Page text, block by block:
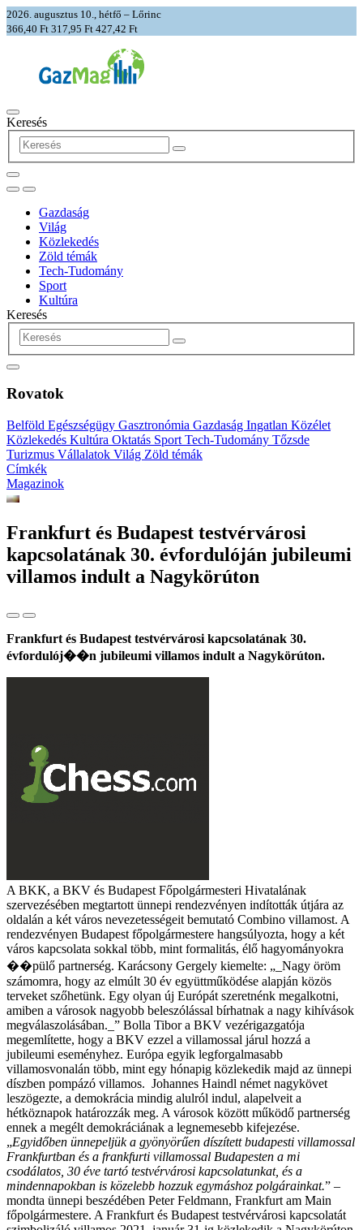
2026. augusztus 10., hétfő – Lőrinc
366,40 Ft 317,95 Ft 427,42 Ft
Keresés
Gazdaság
Világ
Közlekedés
Zöld témák
Tech-Tudomány
Sport
Kultúra
Keresés
Rovatok
Belföld Egészségügy Gasztronómia Gazdaság Ingatlan Közélet
Közlekedés Kultúra Oktatás Sport Tech-Tudomány Tőzsde
Turizmus Vállalatok Világ Zöld témák
Címkék
Magazinok
Frankfurt és Budapest testvérvárosi
kapcsolatának 30. évfordulóján jubileumi
villamos indult a Nagykörúton
Frankfurt és Budapest testvérvárosi kapcsolatának 30.
évfordulój��n jubileumi villamos indult a Nagykörúton.
A BKK, a BKV és Budapest Főpolgármesteri Hivatalának
szervezésében megtartott ünnepi rendezvényen indították útjára az
oldalán a két város nevezetességeit bemutató Combino villamost. A
rendezvényen Budapest főpolgármestere hangsúlyozta, hogy a két
város kapcsolata sokkal több, mint formalitás, élő hagyományokra
��pülő partnerség. Karácsony Gergely kiemelte: „_Nagy öröm
számomra, hogy az elmúlt 30 év együttműködése alapján közös
terveket szőhetünk. Egy olyan új Európát szeretnénk megalkotni,
amiben a városok nagyobb beleszólással bírhatnak a nagy kihívások
megválaszolásában._” Bolla Tibor a BKV vezérigazgatója
megemlítette, hogy a BKV ezzel a villamossal járul hozzá a
jubileumi eseményhez. Európa egyik legforgalmasabb
villamosvonalán több, mint egy hónapig közlekedik majd az ünnepi
díszben pompázó villamos. Johannes Haindl német nagykövet
leszögezte, a demokrácia mindig alulról indul, alapelveit a
hétköznapok határozzák meg. A városok között működő partnerség
ennek a megélt demokráciának a legnemesebb kifejezése.
„Egyidőben ünnepeljük a gyönyörűen díszített budapesti villamossal
Frankfurtban és a frankfurti villamossal Budapesten a mi
csodálatos, 30 éve tartó testvérvárosi kapcsolatunkat, és a
mindennapokban is közelebb hozzuk egymáshoz polgárainkat.” –
mondta ünnepi beszédében Peter Feldmann, Frankfurt am Main
főpolgármestere. A Frankfurt és Budapest testvérvárosi kapcsolatát